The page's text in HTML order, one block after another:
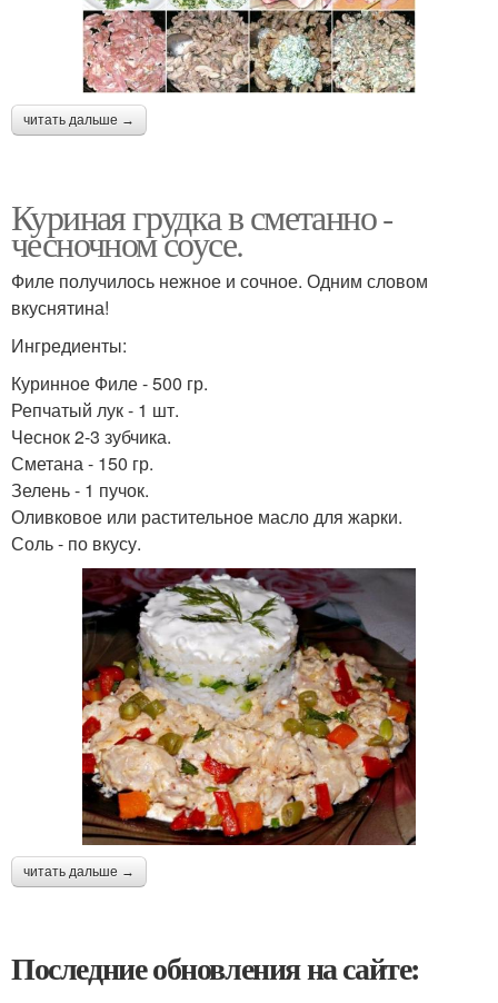
читать дальше →
Куриная грудка в сметанно -
чесночном соусе.
Филе получилось нежное и сочное. Одним словом
вкуснятина!
Ингредиенты:
Куринное Филе - 500 гр.
Репчатый лук - 1 шт.
Чеснок 2-3 зубчика.
Сметана - 150 гр.
Зелень - 1 пучок.
Оливковое или растительное масло для жарки.
Соль - по вкусу.
читать дальше →
Последние обновления на сайте: